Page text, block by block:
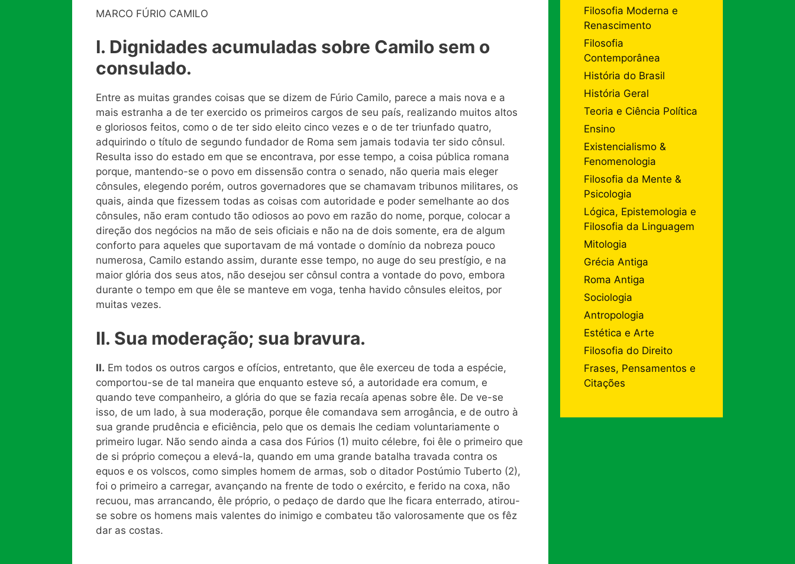
MARCO FÚRIO CAMILO
I. Dignidades acumuladas sobre Camilo sem o
consulado.
Entre as muitas grandes coisas que se dizem de Fúrio Camilo, parece a mais nova e a
mais estranha a de ter exercido os primeiros cargos de seu país, realizando muitos altos
e gloriosos feitos, como o de ter sido eleito cinco vezes e o de ter triunfado quatro,
adquirindo o título de segundo fundador de Roma sem jamais todavia ter sido cônsul.
Resulta isso do estado em que se encontrava, por esse tempo, a coisa pública romana
porque, mantendo-se o povo em dissensão contra o senado, não queria mais eleger
cônsules, elegendo porém, outros governadores que se chamavam tribunos militares, os
quais, ainda que fizessem todas as coisas com autoridade e poder semelhante ao dos
cônsules, não eram contudo tão odiosos ao povo em razão do nome, porque, colocar a
direção dos negócios na mão de seis oficiais e não na de dois somente, era de algum
conforto para aqueles que suportavam de má vontade o domínio da nobreza pouco
numerosa, Camilo estando assim, durante esse tempo, no auge do seu prestígio, e na
maior glória dos seus atos, não desejou ser cônsul contra a vontade do povo, embora
durante o tempo em que êle se manteve em voga, tenha havido cônsules eleitos, por
muitas vezes.
II. Sua moderação; sua bravura.
II. Em todos os outros cargos e ofícios, entretanto, que êle exerceu de toda a espécie,
comportou-se de tal maneira que enquanto esteve só, a autoridade era comum, e
quando teve companheiro, a glória do que se fazia recaía apenas sobre êle. De ve-se
isso, de um lado, à sua moderação, porque êle comandava sem arrogância, e de outro à
sua grande prudência e eficiência, pelo que os demais lhe cediam voluntariamente o
primeiro lugar. Não sendo ainda a casa dos Fúrios (1) muito célebre, foi êle o primeiro que
de si próprio começou a elevá-la, quando em uma grande batalha travada contra os
equos e os volscos, como simples homem de armas, sob o ditador Postúmio Tuberto (2),
foi o primeiro a carregar, avançando na frente de todo o exército, e ferido na coxa, não
recuou, mas arrancando, êle próprio, o pedaço de dardo que lhe ficara enterrado, atirou-
se sobre os homens mais valentes do inimigo e combateu tão valorosamente que os fêz
dar as costas.
Filosofia Moderna e
Renascimento
Filosofia
Contemporânea
História do Brasil
História Geral
Teoria e Ciência Política
Ensino
Existencialismo &
Fenomenologia
Filosofia da Mente &
Psicologia
Lógica, Epistemologia e
Filosofia da Linguagem
Mitologia
Grécia Antiga
Roma Antiga
Sociologia
Antropologia
Estética e Arte
Filosofia do Direito
Frases, Pensamentos e
Citações